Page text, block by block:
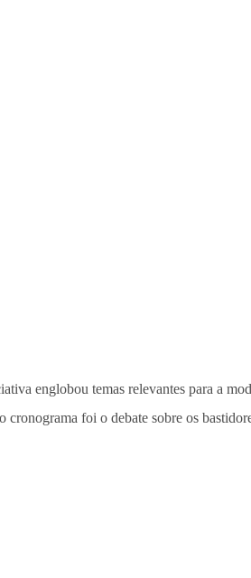
englobou temas relevantes para a
foi o debate sobre os